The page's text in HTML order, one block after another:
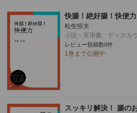
快腸！絶好腸！快便力
松生恒夫
小説・実用書、ディスカ
レビュー投稿数0件
1巻まで公開中
スッキリ解決！ 腸の